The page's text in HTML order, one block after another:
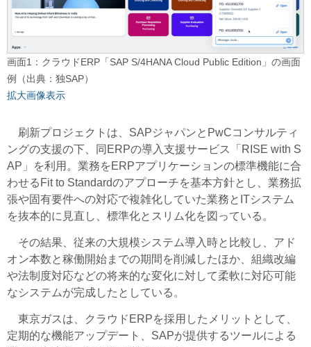
画面1：クラウドERP「SAP S/4HANA Cloud Public Edition」の画面
例（出典：独SAP）
拡大画像表示
刷新プロジェクトは、SAPジャパンとPwCコンサルティ
ングの支援の下、同ERPの導入支援サービス「RISE with S
AP」を利用。業務をERPアプリケーションの標準機能に合
わせるFit to Standardのアプローチを基本方針とし、業務拡
張や固有要件への対応で複雑化していた業務とITシステム
を抜本的に見直し、標準化とスリム化を図っている。
その結果、従来の大規模システム導入時と比較し、アド
オン本数と稼働開始までの期間を削減したほか、組織改編
や法制度対応などの将来的な変化に対して柔軟に対応可能
なシステムが完成したとしている。
東京ガスは、クラウドERPを採用したメリットとして、
定期的な機能アップデート、SAPが提供するツールによる